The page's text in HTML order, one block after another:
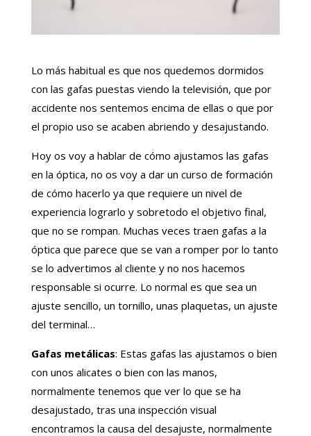
Lo más habitual es que nos quedemos dormidos
con las gafas puestas viendo la televisión, que por
accidente nos sentemos encima de ellas o que por
el propio uso se acaben abriendo y desajustando.
Hoy os voy a hablar de cómo ajustamos las gafas
en la óptica, no os voy a dar un curso de formación
de cómo hacerlo ya que requiere un nivel de
experiencia lograrlo y sobretodo el objetivo final,
que no se rompan. Muchas veces traen gafas a la
óptica que parece que se van a romper por lo tanto
se lo advertimos al cliente y no nos hacemos
responsable si ocurre. Lo normal es que sea un
ajuste sencillo, un tornillo, unas plaquetas, un ajuste
del terminal…
Gafas metálicas: Estas gafas las ajustamos o bien
con unos alicates o bien con las manos,
normalmente tenemos que ver lo que se ha
desajustado, tras una inspección visual
encontramos la causa del desajuste, normalmente